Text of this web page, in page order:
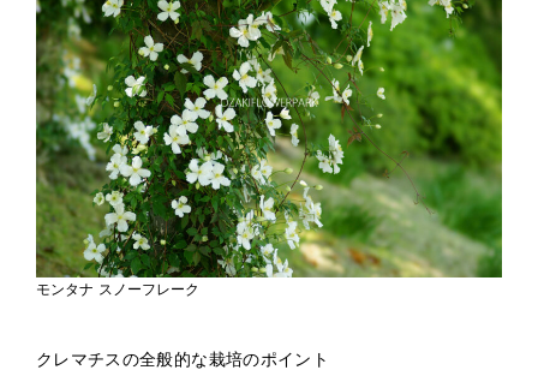
モンタナ スノーフレーク
クレマチスの全般的な栽培のポイント